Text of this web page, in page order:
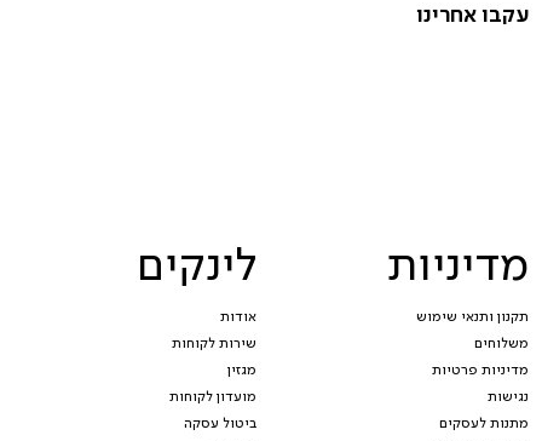
מדיניות
תקנון ותנאי שימוש
משלוחים
מדיניות פרטיות
נגישות
מתנות לעסקים
לינקים
אודות
שירות לקוחות
מגזין
מועדון לקוחות
ביטול עסקה
עקבו אחרינו